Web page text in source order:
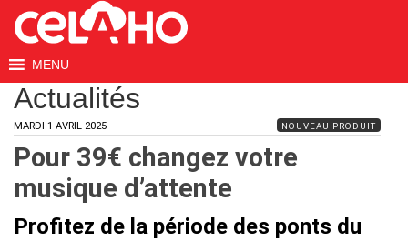
MENU
Actualités
MARDI 1 AVRIL 2025 NOUVEAU PRODUIT
Pour 39€ changez votre
musique d’attente
Profitez de la période des ponts du